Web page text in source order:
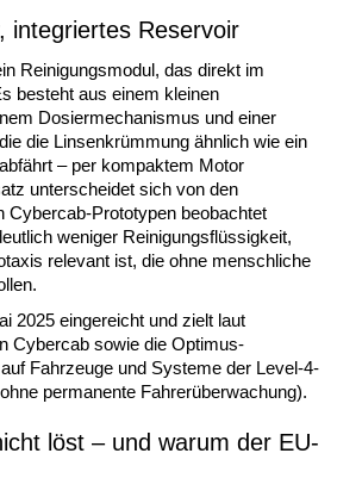
integriertes Reservoir
Reinigungsmodul, das direkt im
besteht aus einem kleinen
Dosiermechanismus und einer
die Linsenkrümmung ähnlich wie ein
– per kompaktem Motor
unterscheidet sich von den
Cybercab-Prototypen beobachtet
weniger Reinigungsflüssigkeit,
relevant ist, die ohne menschliche
2025 eingereicht und zielt laut
Cybercab sowie die Optimus-
Fahrzeuge und Systeme der Level-4-
permanente Fahrerüberwachung).
löst – und warum der EU-